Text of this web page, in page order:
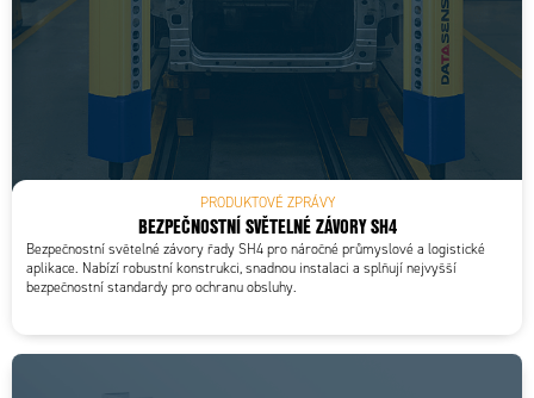
PRODUKTOVÉ ZPRÁVY
BEZPEČNOSTNÍ SVĚTELNÉ ZÁVORY SH4
Bezpečnostní světelné závory řady SH4 pro náročné průmyslové a logistické
aplikace. Nabízí robustní konstrukci, snadnou instalaci a splňují nejvyšší
bezpečnostní standardy pro ochranu obsluhy.